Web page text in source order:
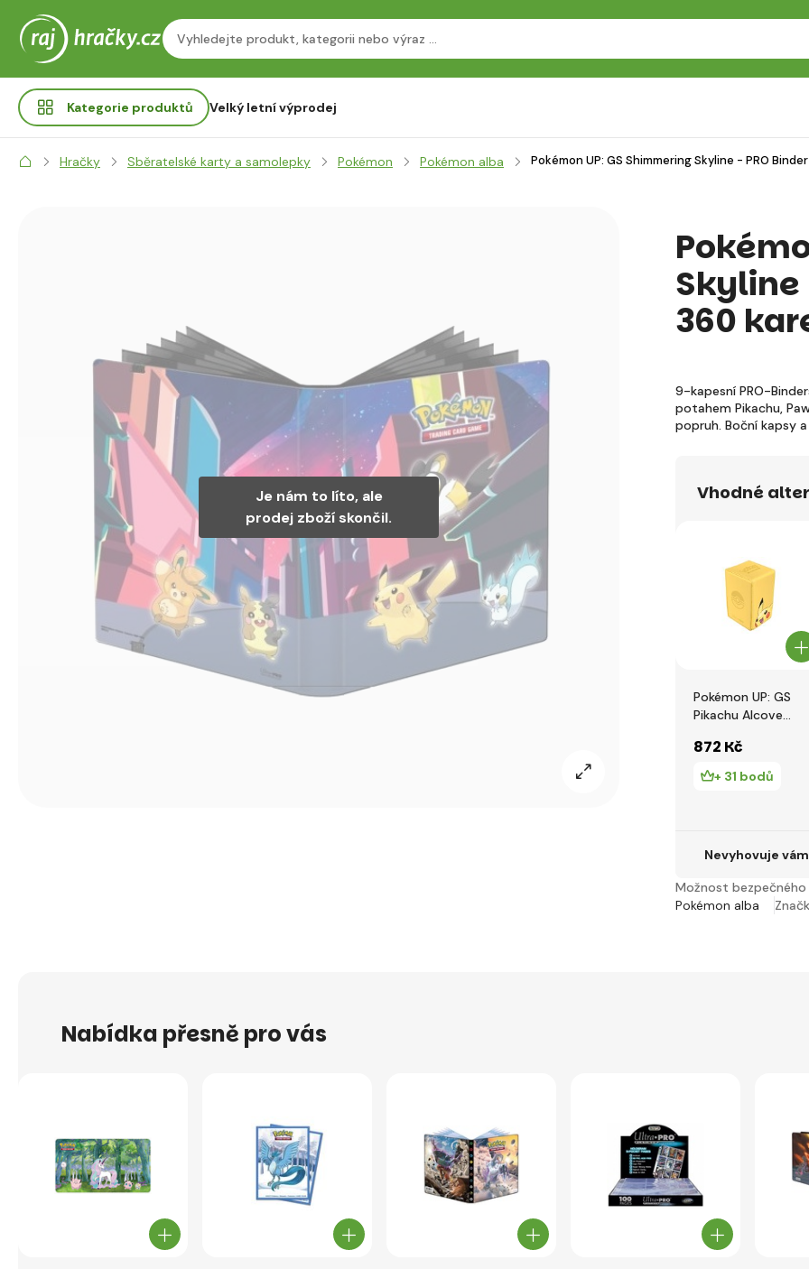
Kategorie produktů Velký letní výprodej
Hračky Sběratelské karty a samolepky Pokémon Pokémon alba Pokémon UP: GS Shimmering Skyline - PRO
Je nám to líto, ale
prodej zboží skončil.
Skyline
360
9-kapesní PRO-
potahem Pikachu,
popruh. Boční kapsy
Vhodné
Pokémon UP: GS
Pikachu Alcove
872 Kč
+ 31 bodů
Nevyhovuje
Možnost
Pokémon alba
Nabídka přesně pro vás